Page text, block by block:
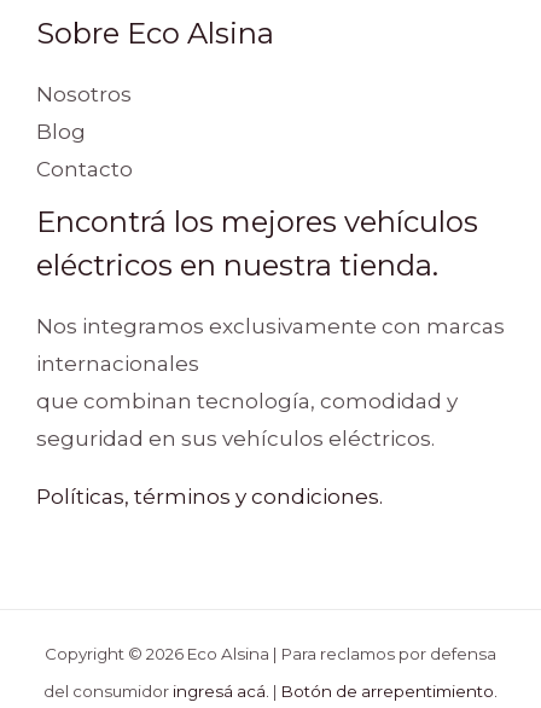
Sobre Eco Alsina
Nosotros
Blog
Contacto
Encontrá los mejores vehículos
eléctricos en nuestra tienda.
Nos integramos exclusivamente con marcas
internacionales
que combinan tecnología, comodidad y
seguridad en sus vehículos eléctricos.
Políticas, términos y condiciones.
Copyright © 2026 Eco Alsina | Para reclamos por defensa
del consumidor ingresá acá. | Botón de arrepentimiento.